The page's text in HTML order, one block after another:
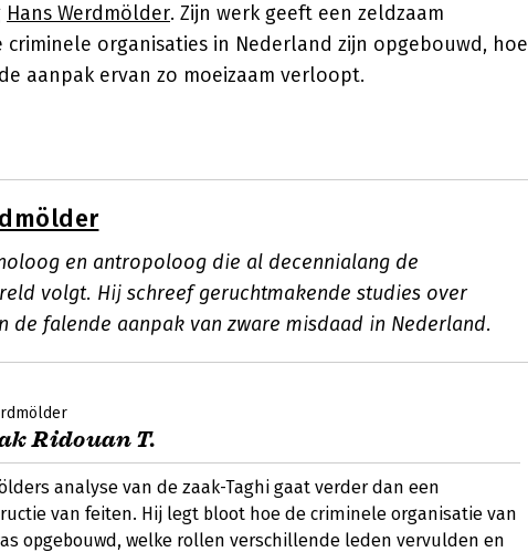
Hans Werdmölder. Zijn werk geeft een zeldzaam
organisaties in Nederland zijn opgebouwd, hoe
aanpak ervan zo moeizaam verloopt.
en antropoloog die al decennialang de
volgt. Hij schreef geruchtmakende studies over
de falende aanpak van zware misdaad in Nederland.
Ridouan T.
analyse van de zaak-Taghi gaat verder dan een
van feiten. Hij legt bloot hoe de criminele organisatie van
opgebouwd, welke rollen verschillende leden vervulden en